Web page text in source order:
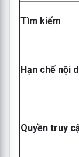
Tìm kiếm
Hạn chế nội
Quyền truy